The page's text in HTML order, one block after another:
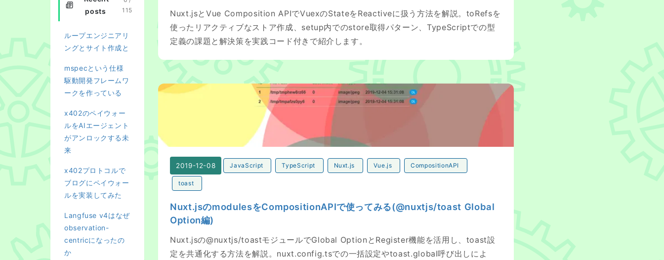
posts
115
ループエンジニアリ
ングとサイト作成と
mspecという仕様
駆動開発フレームワ
ークを作っている
x402のペイウォー
ルをAIエージェント
がアンロックする未
来
x402プロトコルで
ブログにペイウォー
ルを実装してみた
Langfuse v4はなぜ
observation-
centricになったの
か
Nuxt.jsとVue Composition APIでVuexのStateをReactiveに扱う方法を解説。toRefsを
使ったリアクティブなストア作成、setup内でのstore取得パターン、TypeScriptでの型
定義の課題と解決策を実践コード付きで紹介します。
Nuxt.jsのmodulesをCompositionAPIで使ってみる(@nuxtjs/toast Global Option編)
2019-12-08 JavaScript TypeScript Nuxt.js Vue.js CompositionAPI
toast
Nuxt.jsのmodulesをCompositionAPIで使ってみる(@nuxtjs/toast Global
Option編)
Nuxt.jsの@nuxtjs/toastモジュールでGlobal OptionとRegister機能を活用し、toast設
定を共通化する方法を解説。nuxt.config.tsでの一括設定やtoast.global呼び出しによ